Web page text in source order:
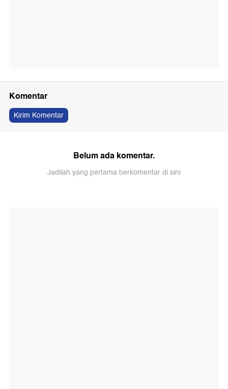
Komentar
Kirim Komentar
Belum ada komentar.
Jadilah yang pertama berkomentar di sini